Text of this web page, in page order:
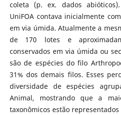
coleta (p. ex. dados
UniFOA contava inicialmente
em via úmida. Atualmente a
de 170 lotes e
conservados em via úmida ou
são de espécies do filo
31% dos demais filos. Esses
diversidade de espécies
Animal, mostrando que a
taxonômicos estão